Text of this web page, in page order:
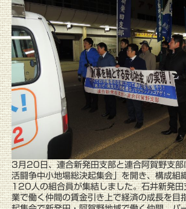
3月20日、連合新発田支部と連合阿賀野支
活闘争中小地場総決起集会」を開き、構成組
120人の組合員が集結しました。石井新発田
業で働く仲間の賃金引き上で経済の成長を目